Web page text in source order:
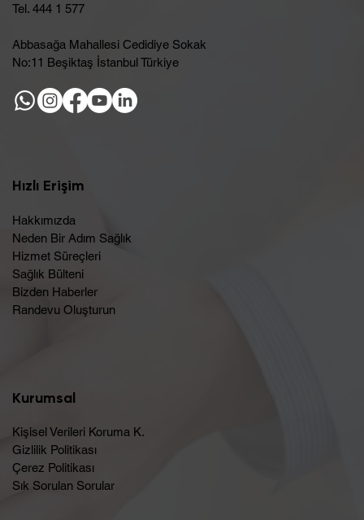
Tel. 444 1 577
Abbasağa Mahallesi Cedidiye Sokak
No:11 Beşiktaş İstanbul Türkiye
Hızlı Erişim
Hakkımızda
Neden Bir Adım Sağlık
Hizmet Süreçleri
Sağlık Bülteni
Bizden Haberler
Randevu Oluşturun​
Kurumsal
Kişisel Verileri Koruma K.
Gizlilik Politikası
Çerez Politikası
Sık Sorulan Sorular